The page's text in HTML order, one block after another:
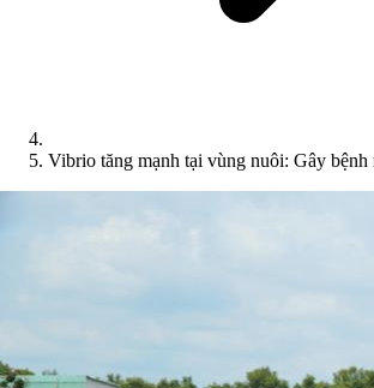
Vibrio tăng mạnh tại vùng nuôi: Gây bệnh